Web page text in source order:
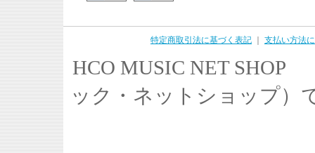
特定商取引法に基づく表記 支払い方法
HCO MUSIC NET SHOP
ック・ネットショップ）